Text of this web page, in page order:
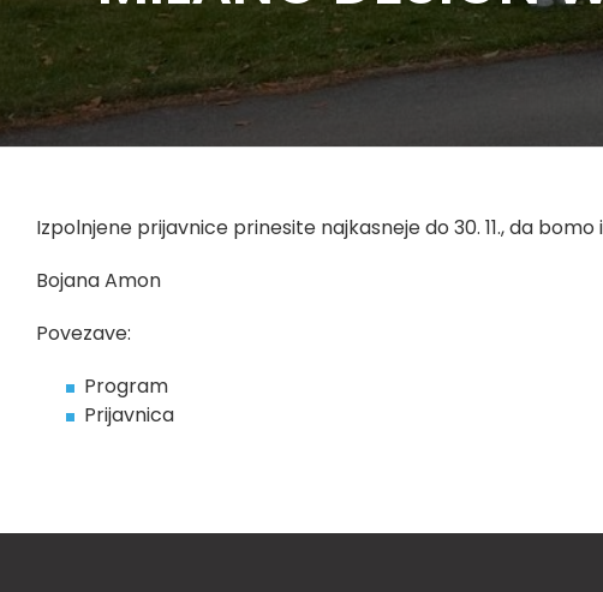
Izpolnjene prijavnice prinesite najkasneje do 30. 11., da
Bojana Amon
Povezave:
Program
Prijavnica